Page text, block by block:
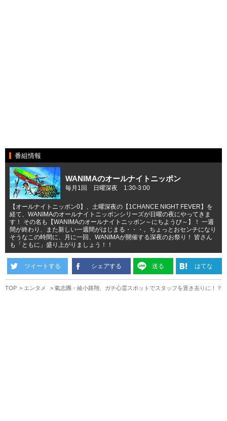
番組情報
WANIMAのオールナイトニッポン
毎月1回 日曜深夜 1:30-3:00
【オールナイトニッポン0】、土曜深夜の【1CHANCE NIGHT FEVER】を
経て、WANIMAのオールナイトニッポンシリーズが日曜の夜にやってきま
す！ その名も【WANIMAのオールナイトニッポン～にちようび～】！ 一週
間が終わり、また新しい一週間がはじまる・・・。ちょっとおセンチになり
そうなこの時間に、月に一回、WANIMAが開催する深夜のお祭り！ 皆さん
も「ともに」盛り上がりましょう！！
ツイートする シェアする 送る はてな
TOP エンタメ 氣志團・綾小路翔、ガチ心霊スポットでスタッフを置き去りに！？